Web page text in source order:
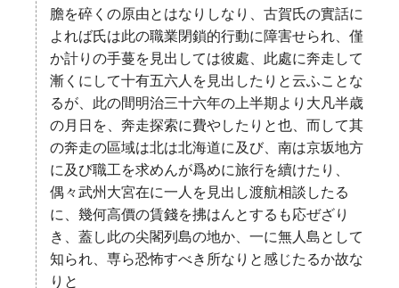
膽を碎くの原由とはなりしなり、古賀氏の實話に
よれば氏は此の職業閉鎖的行動に障害せられ、僅
か計りの手蔓を見出しては彼處、此處に奔走して
漸くにして十有五六人を見出したりと云ふことな
るが、此の間明治三十六年の上半期より大凡半歳
の月日を、奔走探索に費やしたりと也、而して其
の奔走の區域は北は北海道に及び、南は京坂地方
に及び職工を求めんが爲めに旅行を續けたり、
偶々武州大宮在に一人を見出し渡航相談したる
に、幾何高價の賃錢を拂はんとするも応ぜざり
き、蓋し此の尖閣列島の地か、一に無人島として
知られ、専ら恐怖すべき所なりと感じたるか故な
りと